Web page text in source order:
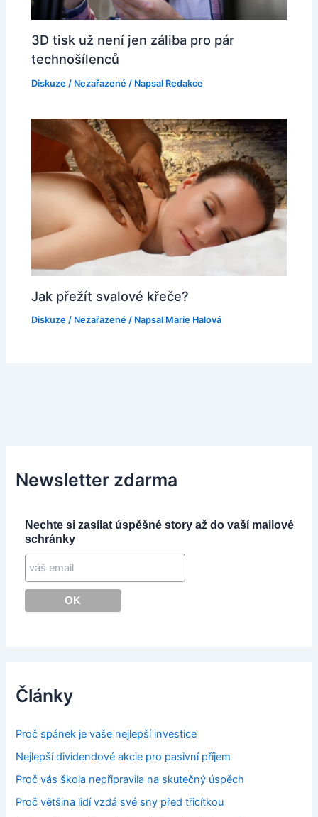
3D tisk už není jen záliba pro pár
technošílenců
Diskuze / Nezařazené / Napsal Redakce
Jak přežít svalové křeče?
Diskuze / Nezařazené / Napsal Marie Halová
Newsletter zdarma
Nechte si zasílat úspěšné story až do vaší mailové
schránky
Články
Proč spánek je vaše nejlepší investice
Nejlepší dividendové akcie pro pasivní příjem
Proč vás škola nepřipravila na skutečný úspěch
Proč většina lidí vzdá své sny před třicítkou